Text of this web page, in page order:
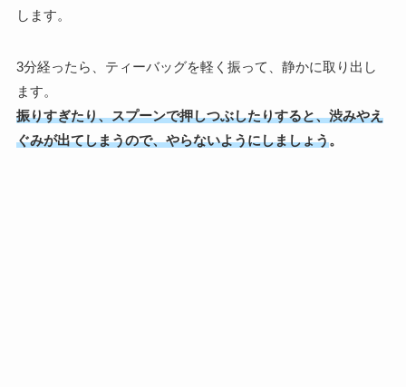
します。
3分経ったら、ティーバッグを軽く振って、静かに取り出し
ます。
振りすぎたり、スプーンで押しつぶしたりすると、渋みやえ
ぐみが出てしまうので、やらないようにしましょう。